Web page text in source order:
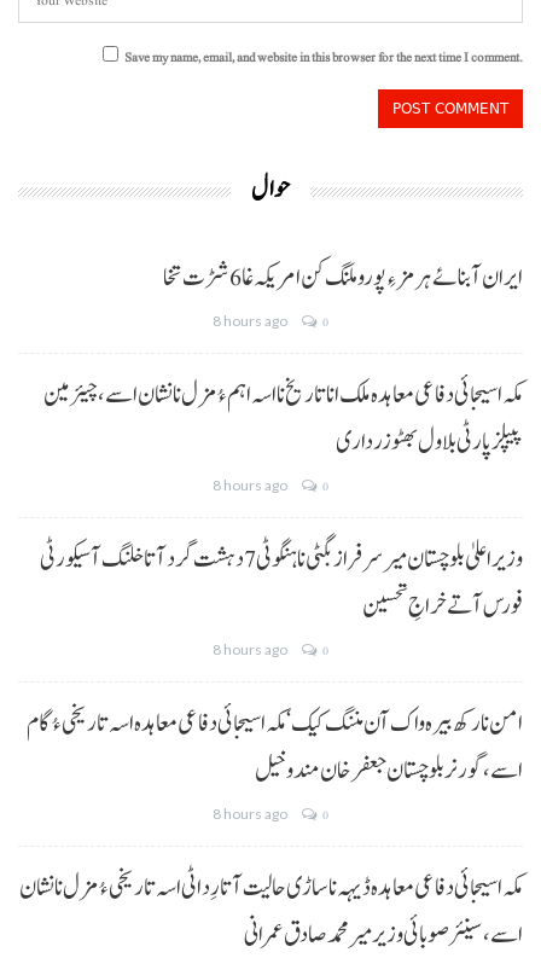
Save my name, email, and website in this browser for the next time I comment.
حوال
ایران آبنائے ہرمز ءِ پورو ملنگ کن امریکہ غا 6 شڑت تخا
8 hours ago 0
مکہ اسیجائی دفاعی معاہدہ ملک انا تاریخ نا اسہ اہم ءُ مزل نا نشان اسے، چیئرمین
پیپلز پارٹی بلاول بھٹو زرداری
8 hours ago 0
وزیراعلیٰ بلوچستان میر سرفراز بگٹی نا ہنگو ٹی 7 دہشت گرد آتا خلنگ آ سیکورٹی
فورس آتے خراجِ تحسین
8 hours ago 0
امن نا رکھ بیرہ واک آن مننگ کیک‘ مکہ اسیجائی دفاعی معاہدہ اسہ تاریخی ءُ گام
اسے،گورنر بلوچستان جعفر خان مندوخیل
8 hours ago 0
مکہ اسیجائی دفاعی معاہدہ ڈیہہ نا ساڑی حالیت آتا رِد اٹی اسہ تاریخی ءُ مزل نا نشان
اسے،سینئر صوبائی وزیر میر محمد صادق عمرانی